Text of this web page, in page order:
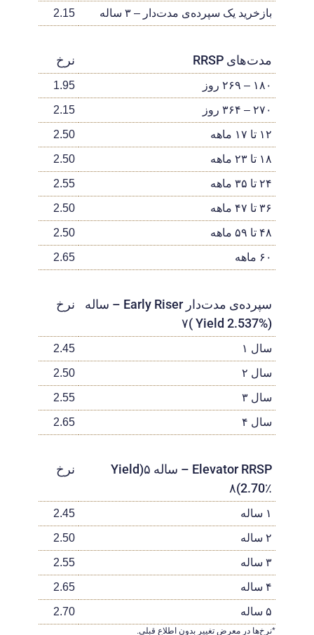
بازخرید یک سپرده‌ی مدت‌دار – ۳ ساله 2.15
مدت‌های RRSP نرخ
۱۸۰ – ۲۶۹ روز 1.95
۲۷۰ – ۳۶۴ روز 2.15
۱۲ تا ۱۷ ماهه 2.50
۱۸ تا ۲۳ ماهه 2.50
۲۴ تا ۳۵ ماهه 2.55
۳۶ تا ۴۷ ماهه 2.50
۴۸ تا ۵۹ ماهه 2.50
۶۰ ماهه 2.65
سپرده‌ی مدت‌دار Early Riser – ساله
(Yield 2.537% )۷
نرخ
سال ۱ 2.45
سال ۲ 2.50
سال ۳ 2.55
سال ۴ 2.65
Elevator RRSP – ساله ۵(Yield
2.70٪)۸
نرخ
۱ ساله 2.45
۲ ساله 2.50
۳ ساله 2.55
۴ ساله 2.65
۵ ساله 2.70
*نرخ‌ها در معرض تغییر بدون اطلاع قبلی.